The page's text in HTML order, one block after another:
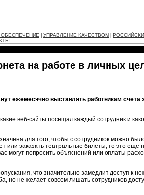
УПРАВЛЕНИЕ КАЧЕСТВОМ
на работе в личных
ежемесячно выставлять работникам счета
веб-сайты посещал каждый сотрудник и
для того, чтобы с сотрудников можно
или заказать театральные билеты, то это еще
попросить объяснений или оплаты
что значительно замедлит доступ к
но не желает совсем лишать сотрудников